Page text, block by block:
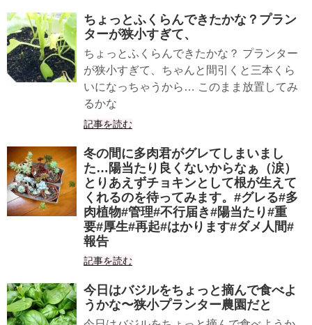
ちょっとふくらんできたかな？プラン
ターが狭小すぎて、
ちょっとふくらんできたかな？ プランター
が狭小すぎて、ちゃんと間引くと三本くら
いになっちゃうから… このまま放置してみ
るかな
記事を読む
冬の間に多肉君がグレてしまいまし
た…陽当たり良くないからなぁ（涙）
とりあえずチョキンとして根が生えて
くれるのを待ってみます。#グレる#多
肉植物#管理#不行届き#陽当たり#重
要#厚生#再起#はかります#ダメ人間#
報告
記事を読む
今日はバジルをちょっと摘んで食べよ
うかな〜狭小プランター農園だと